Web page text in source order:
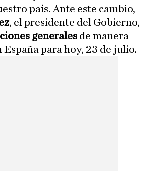
país. Ante este cambio,
, el presidente del Gobierno,
generales de manera
España para hoy, 23 de julio.